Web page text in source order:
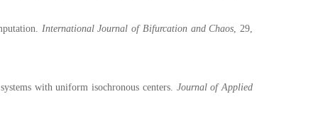
International Journal of Bifurcation and Chaos, 29,
with uniform isochronous centers. Journal of Applied